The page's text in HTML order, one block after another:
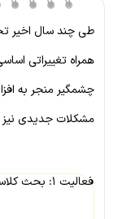
طی چند سال اخیر
همراه تغییراتی
چشمگیر منجر به
مشکلات جدیدی نیز
فعالیت ۱: بحث کلاسی